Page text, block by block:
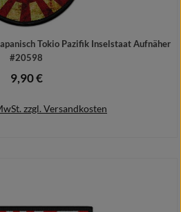
Tokio Pazifik Inselstaat Aufnäher
#20598
Regulärer Preis:
9,90 €
zzgl. Versandkosten